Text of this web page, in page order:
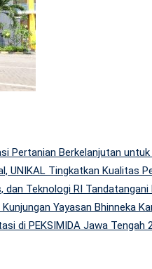
Pertanian Berkelanjutan
UNIKAL Tingkatkan Kualitas
dan Teknologi RI
Yayasan Bhinneka
di PEKSIMIDA Jawa